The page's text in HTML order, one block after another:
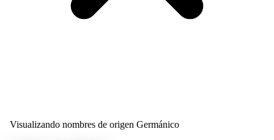
Visualizando nombres de origen Germánico